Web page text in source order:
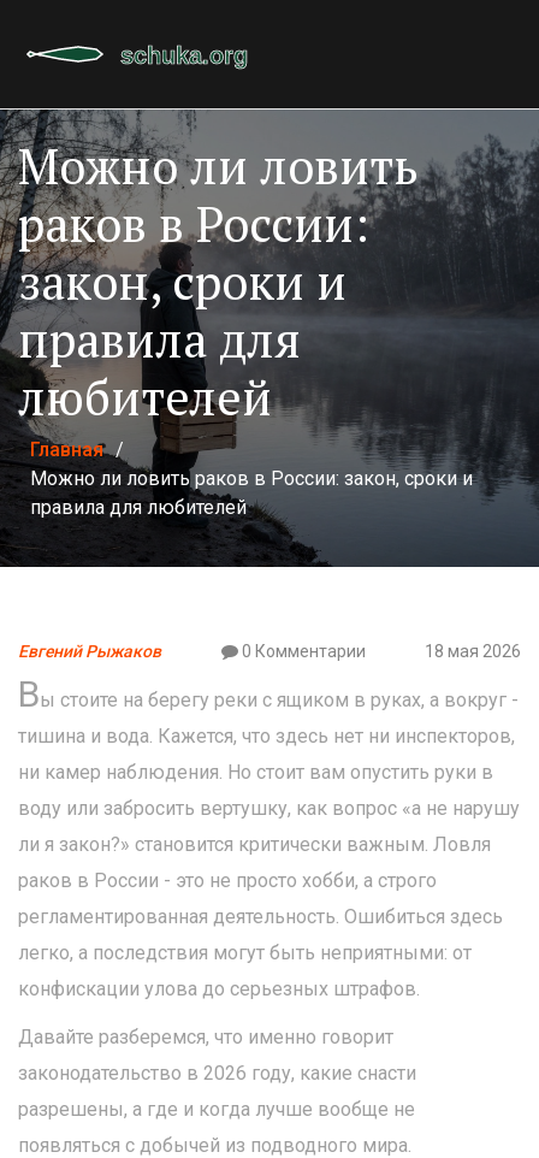
Можно ли ловить
раков в России:
закон, сроки и
правила для
любителей
Главная /
Можно ли ловить раков в России: закон, сроки и
правила для любителей
Евгений Рыжаков 0 Комментарии 18 мая 2026
Вы стоите на берегу реки с ящиком в руках, а вокруг -
тишина и вода. Кажется, что здесь нет ни инспекторов,
ни камер наблюдения. Но стоит вам опустить руки в
воду или забросить вертушку, как вопрос «а не нарушу
ли я закон?» становится критически важным. Ловля
раков в России - это не просто хобби, а строго
регламентированная деятельность. Ошибиться здесь
легко, а последствия могут быть неприятными: от
конфискации улова до серьезных штрафов.
Давайте разберемся, что именно говорит
законодательство в 2026 году, какие снасти
разрешены, а где и когда лучше вообще не
появляться с добычей из подводного мира.